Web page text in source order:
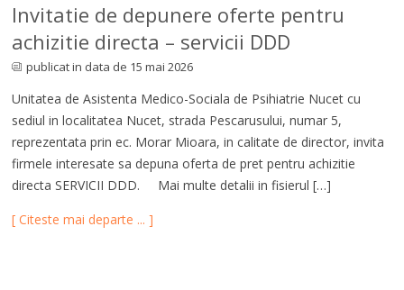
Invitatie de depunere oferte pentru
achizitie directa – servicii DDD
publicat in data de 15 mai 2026
Unitatea de Asistenta Medico-Sociala de Psihiatrie Nucet cu
sediul in localitatea Nucet, strada Pescarusului, numar 5,
reprezentata prin ec. Morar Mioara, in calitate de director, invita
firmele interesate sa depuna oferta de pret pentru achizitie
directa SERVICII DDD. Mai multe detalii in fisierul […]
[ Citeste mai departe ... ]